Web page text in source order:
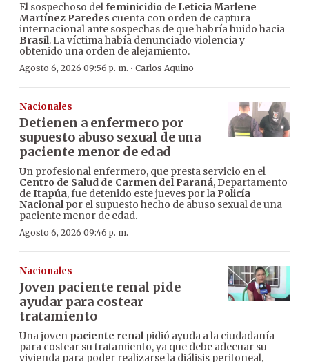
El sospechoso delfeminicidio de Leticia Marlene
Martínez Paredes cuenta con orden de captura
internacional ante sospechas de que habría huido hacia
Brasil. La víctima había denunciado violencia y
obtenido una orden de alejamiento.
Agosto 6, 2026 09:56 p. m. · Carlos Aquino
Nacionales
Detienen a enfermero por
supuesto abuso sexual de una
paciente menor de edad
Un profesional enfermero, que presta servicio en el
Centro de Salud de Carmen del Paraná, Departamento
deItapúa, fue detenido este jueves por la Policía
Nacionalpor el supuesto hecho de abuso sexual de una
paciente menor de edad.
Agosto 6, 2026 09:46 p. m.
Nacionales
Joven paciente renal pide
ayudar para costear
tratamiento
Una joven paciente renalpidió ayuda a la ciudadanía
para costear su tratamiento, ya que debe adecuar su
vivienda para poder realizarse la diálisis peritoneal,